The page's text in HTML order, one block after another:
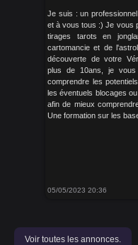
Je suis : un
et à vous tous :) Je vous
tirages tarots en
cartomancie et de
découverte de votre
plus de 10ans, je vous
comprendre les
les éventuels blocages
afin de mieux
Une formation sur les
05/05/2023 20:36
Voir toutes les annonces.